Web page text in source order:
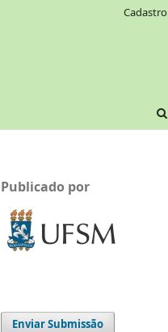
Cadastro
Publicado por
Enviar Submissão